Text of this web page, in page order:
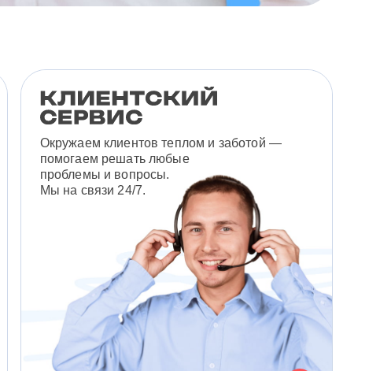
Окружаем клиентов теплом и заботой —
помогаем решать любые
проблемы и вопросы.
Мы на связи 24/7.